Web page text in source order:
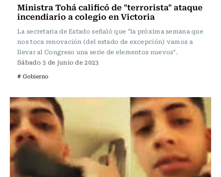
Ministra Tohá calificó de "terrorista" ataque
incendiario a colegio en Victoria
La secretaria de Estado señaló que "la próxima semana que
nos toca renovación (del estado de excepción) vamos a
llevar al Congreso una serie de elementos nuevos".
Sábado 3 de junio de 2023
# Gobierno